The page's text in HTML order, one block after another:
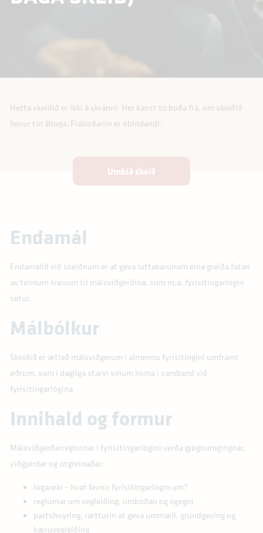
Hetta skeiðið er ikki á skránni. Her kanst tú boða frá, um skeiðið
hevur tín áhuga. Fráboðanin er óbindandi.
Umbið skeið
Endamál
Endamálið við skeiðnum er at geva luttakarunum eina greiða fatan
av teimum krøvum til málsviðgerðina, sum m.a. fyrisitingarlógin
setur.
Málbólkur
Skeiðið er ætlað málsviðgerum í almennu fyrisitingini umframt
øðrum, sum í dagliga starvi sínum koma í samband við
fyrisitingarlógina
Innihald og formur
Málsviðgerðarreglurnar í fyrisitingarlógini verða gjøgnumgingnar,
viðgjørdar og útgreinaðar:
lógarøki – hvat fevnir fyrisitingarlógin um?
reglurnar um vegleiðing, umboðan og ógegni
partshoyring, rætturin at geva ummæli, grundgeving og
kæruvegleiðing